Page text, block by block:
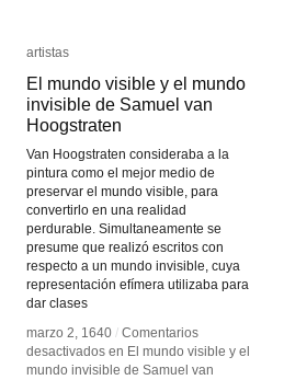
artistas
El mundo visible y el mundo
invisible de Samuel van
Hoogstraten
Van Hoogstraten consideraba a la
pintura como el mejor medio de
preservar el mundo visible, para
convertirlo en una realidad
perdurable. Simultaneamente se
presume que realizó escritos con
respecto a un mundo invisible, cuya
representación efímera utilizaba para
dar clases
marzo 2, 1640 / Comentarios
desactivados en El mundo visible y el
mundo invisible de Samuel van
artistas
El mundo visible y el mundo
invisible de Samuel van
Hoogstraten
marzo 2, 1640 / Comentarios
desactivados en El mundo visible y el
mundo invisible de Samuel van